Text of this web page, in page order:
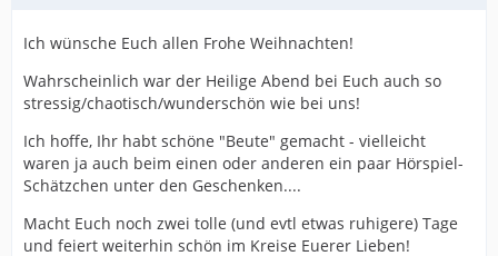
Ich wünsche Euch allen Frohe Weihnachten!
Wahrscheinlich war der Heilige Abend bei Euch auch so
stressig/chaotisch/wunderschön wie bei uns!
Ich hoffe, Ihr habt schöne "Beute" gemacht - vielleicht
waren ja auch beim einen oder anderen ein paar Hörspiel-
Schätzchen unter den Geschenken....
Macht Euch noch zwei tolle (und evtl etwas ruhigere) Tage
und feiert weiterhin schön im Kreise Euerer Lieben!